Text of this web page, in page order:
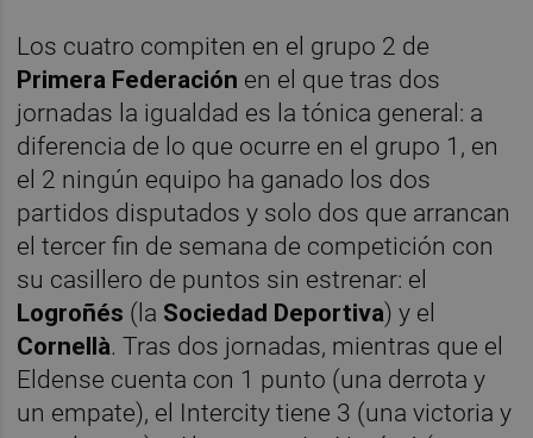
Los cuatro compiten en el grupo 2 de
Primera Federación en el que tras dos
jornadas la igualdad es la tónica general: a
diferencia de lo que ocurre en el grupo 1, en
el 2 ningún equipo ha ganado los dos
partidos disputados y solo dos que arrancan
el tercer fin de semana de competición con
su casillero de puntos sin estrenar: el
Logroñés (la Sociedad Deportiva) y el
Cornellà. Tras dos jornadas, mientras que el
Eldense cuenta con 1 punto (una derrota y
un empate), el Intercity tiene 3 (una victoria y